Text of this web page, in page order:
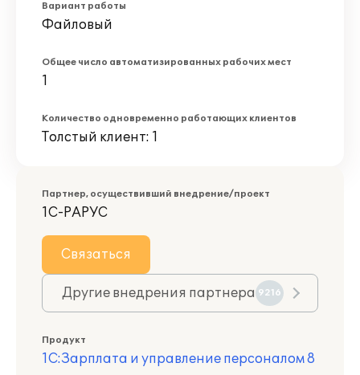
Вариант работы
Файловый
Общее число автоматизированных рабочих мест
1
Количество одновременно работающих клиентов
Толстый клиент: 1
Партнер, осуществивший внедрение/проект
1С-РАРУС
Связаться
Другие внедрения партнера 9216
Продукт
1С:Зарплата и управление персоналом 8